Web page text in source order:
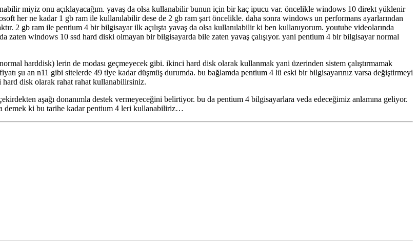
miyiz onu açıklayacağım. yavaş da olsa kullanabilir bunun için bir kaç ipucu var. öncelikle windows 10 direkt yüklenir
her ne kadar 1 gb ram ile kullanılabilir dese de 2 gb ram şart öncelikle. daha sonra windows un performans ayarlarından
2 gb ram ile pentium 4 bir bilgisayar ilk açılışta yavaş da olsa kullanılabilir ki ben kullanıyorum. youtube videolarında
zaten windows 10 ssd hard diski olmayan bir bilgisayarda bile zaten yavaş çalışıyor. yani pentium 4 bir bilgisayar normal
harddisk) lerin de modası geçmeyecek gibi. ikinci hard disk olarak kullanmak yani üzerinden sistem çalıştırmamak
şu an n11 gibi sitelerde 49 tlye kadar düşmüş durumda. bu bağlamda pentium 4 lü eski bir bilgisayarınız varsa değiştirmeyi
hard disk olarak rahat rahat kullanabilirsiniz.
aşağı donanımla destek vermeyeceğini belirtiyor. bu da pentium 4 bilgisayarlara veda edeceğimiz anlamına geliyor.
demek ki bu tarihe kadar pentium 4 leri kullanabiliriz…